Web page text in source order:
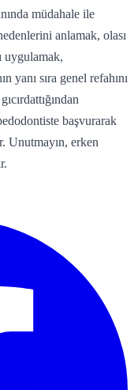
müdahale ile
anlamak, olası
uygulamak,
yanı sıra genel refahını
başvurarak
Unutmayın, erken